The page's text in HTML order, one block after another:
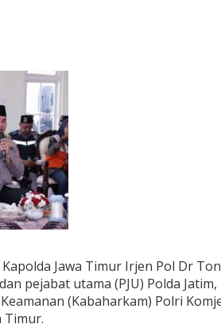
Jawa Timur Irjen Pol Dr
pejabat utama (PJU) Polda
(Kabaharkam) Polri
Timur.